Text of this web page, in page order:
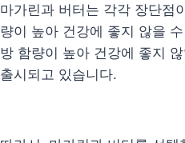
마가린과 버터는 각각 장단점
량이 높아 건강에 좋지 않을
방 함량이 높아 건강에 좋지
출시되고 있습니다.